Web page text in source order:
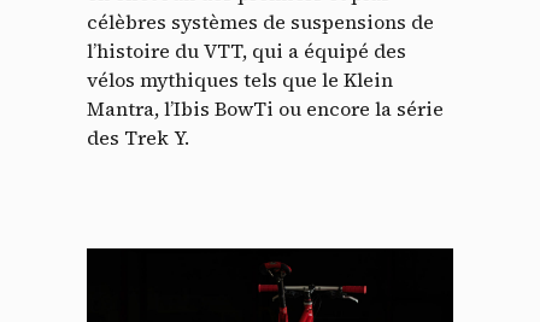
célèbres systèmes de suspensions de
l’histoire du VTT, qui a équipé des
vélos mythiques tels que le Klein
Mantra, l’Ibis BowTi ou encore la série
des Trek Y.